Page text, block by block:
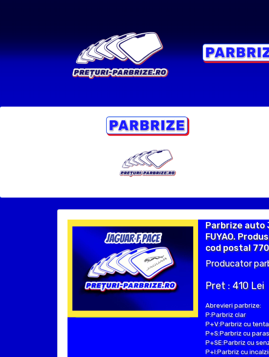
Parbrize auto
FUYAO.
cod postal
Producator
Pret : 410 Lei
Abrevieri parbrize:
P:Parbriz clar
P+V:Parbriz cu
P+S:Parbriz cu
P+SE:Parbriz cu
P+I:Parbriz cu